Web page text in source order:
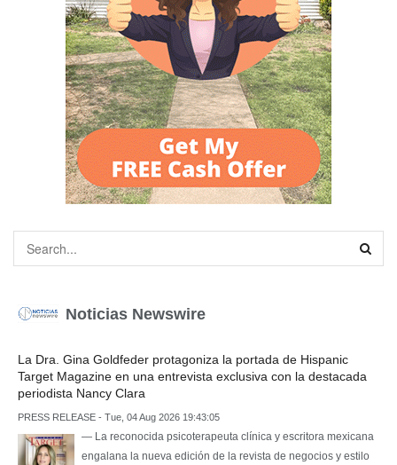
Noticias Newswire
La Dra. Gina Goldfeder protagoniza la portada de Hispanic
Target Magazine en una entrevista exclusiva con la destacada
periodista Nancy Clara
PRESS RELEASE - Tue, 04 Aug 2026 19:43:05
— La reconocida psicoterapeuta clínica y escritora mexicana
engalana la nueva edición de la revista de negocios y estilo